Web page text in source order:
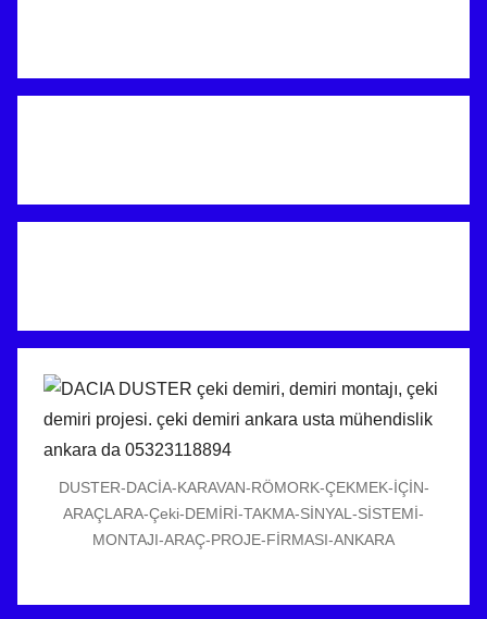
DUSTER-DACİA-KARAVAN-RÖMORK-ÇEKMEK-İÇİN-
ARAÇLARA-Çeki-DEMİRİ-TAKMA-SİNYAL-SİSTEMİ-
MONTAJI-ARAÇ-PROJE-FİRMASI-ANKARA